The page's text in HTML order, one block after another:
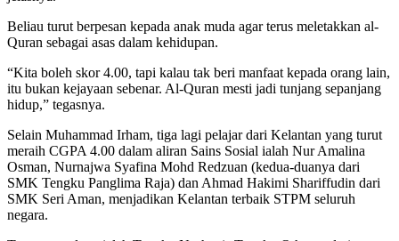
Beliau turut berpesan kepada anak muda agar terus meletakkan al-
Quran sebagai asas dalam kehidupan.
“Kita boleh skor 4.00, tapi kalau tak beri manfaat kepada orang lain,
itu bukan kejayaan sebenar. Al-Quran mesti jadi tunjang sepanjang
hidup,” tegasnya.
Selain Muhammad Irham, tiga lagi pelajar dari Kelantan yang turut
meraih CGPA 4.00 dalam aliran Sains Sosial ialah Nur Amalina
Osman, Nurnajwa Syafina Mohd Redzuan (kedua-duanya dari
SMK Tengku Panglima Raja) dan Ahmad Hakimi Shariffudin dari
SMK Seri Aman, menjadikan Kelantan terbaik STPM seluruh
negara.